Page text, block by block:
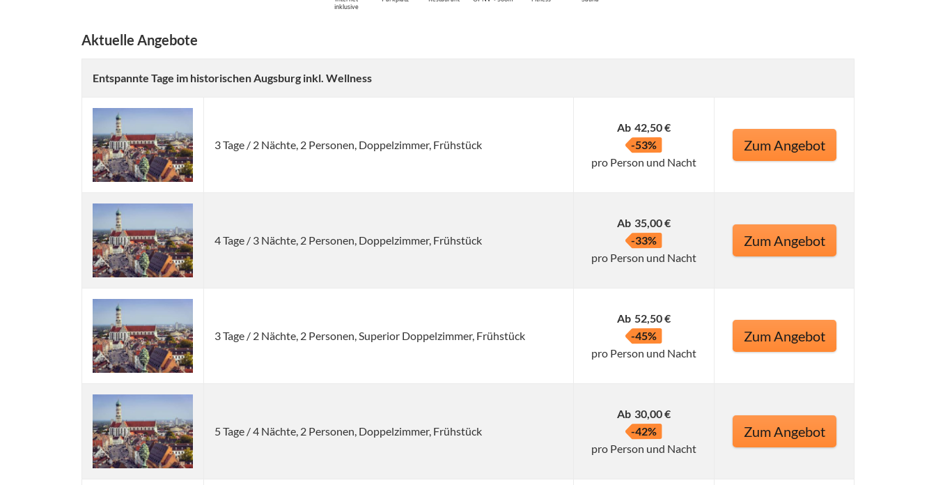
inklusive
Aktuelle Angebote
Entspannte Tage im historischen Augsburg inkl. Wellness
3 Tage / 2 Nächte, 2 Personen, Doppelzimmer, Frühstück
Ab 42,50 €
-53%
pro Person und Nacht
Zum Angebot
4 Tage / 3 Nächte, 2 Personen, Doppelzimmer, Frühstück
Ab 35,00 €
-33%
pro Person und Nacht
Zum Angebot
3 Tage / 2 Nächte, 2 Personen, Superior Doppelzimmer, Frühstück
Ab 52,50 €
-45%
pro Person und Nacht
Zum Angebot
5 Tage / 4 Nächte, 2 Personen, Doppelzimmer, Frühstück
Ab 30,00 €
-42%
pro Person und Nacht
Zum Angebot